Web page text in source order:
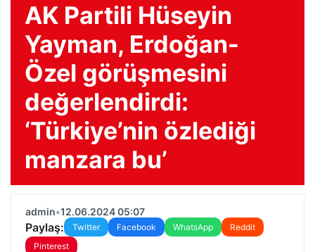
AK Partili Hüseyin
Yayman, Erdoğan-
Özel görüşmesini
değerlendirdi:
‘Türkiye’nin özlediği
manzara bu’
admin•12.06.2024 05:07
Paylaş: Twitter Facebook WhatsApp
Reddit
Pinterest